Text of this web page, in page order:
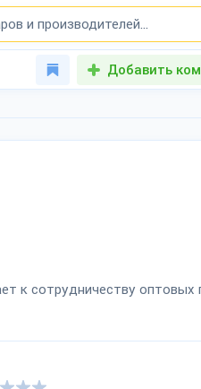
Добавить
к сотрудничеству оптовых